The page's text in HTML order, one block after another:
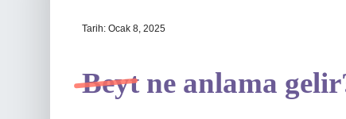
Tarih: Ocak 8, 2025
Beyt ne anlama